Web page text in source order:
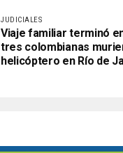
JUDICIALES
Viaje familiar terminó
tres colombianas
helicóptero en Río de